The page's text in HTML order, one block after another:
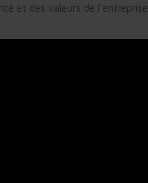
et des valeurs de l’entreprise.